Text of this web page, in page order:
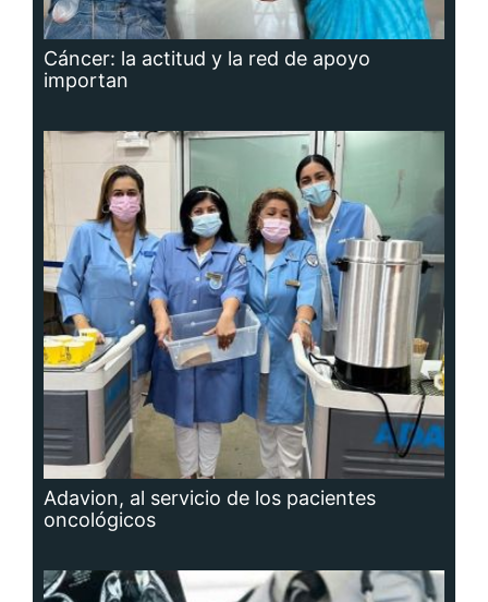
Cáncer: la actitud y la red de apoyo
importan
Adavion, al servicio de los pacientes
oncológicos